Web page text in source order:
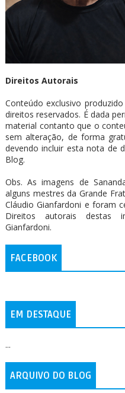
Direitos Autorais
Conteúdo exclusivo
direitos reservados. É dada
material contanto que o
sem alteração, de forma
devendo incluir esta nota de
Blog.
Obs. As imagens de
alguns mestres da Grande
Cláudio Gianfardoni e foram
Direitos autorais destas
Gianfardoni.
FACEBOOK
EM DESTAQUE
...
ARQUIVO DO BLOG